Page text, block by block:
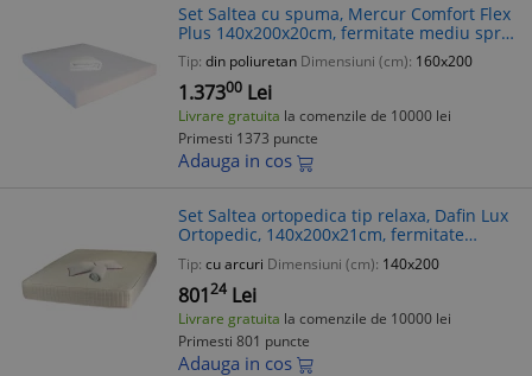
Set Saltea cu spuma, Mercur Comfort Flex
Plus 140x200x20cm, fermitate mediu spre
tare, hipoalergenica, husa detasabila,
Saltsib plus pilota microfibra
Tip: din poliuretan Dimensiuni (cm): 160x200
1.37300 Lei
Livrare gratuita la comenzile de 10000 lei
Primesti 1373 puncte
Adauga in cos
Set Saltea ortopedica tip relaxa, Dafin Lux
Ortopedic, 140x200x21cm, fermitate
medie, cu plasa de arcuri tip Bonell, fata
vara-iarna, sistem de aerisi
Tip: cu arcuri Dimensiuni (cm): 140x200
80124 Lei
Livrare gratuita la comenzile de 10000 lei
Primesti 801 puncte
Adauga in cos